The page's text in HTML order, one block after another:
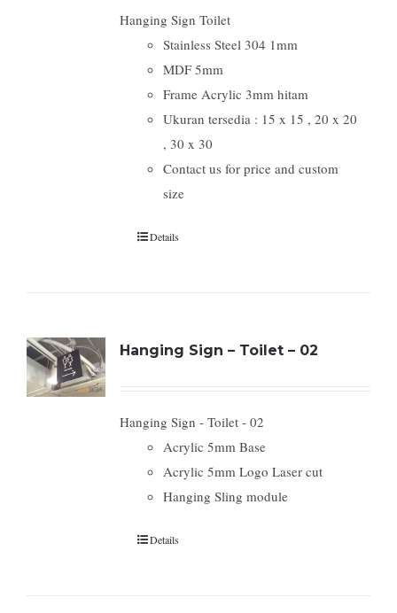
Hanging Sign Toilet
Stainless Steel 304 1mm
MDF 5mm
Frame Acrylic 3mm hitam
Ukuran tersedia : 15 x 15 , 20 x 20
, 30 x 30
Contact us for price and custom
size
Details
Hanging Sign – Toilet – 02
Hanging Sign - Toilet - 02
Acrylic 5mm Base
Acrylic 5mm Logo Laser cut
Hanging Sling module
Details